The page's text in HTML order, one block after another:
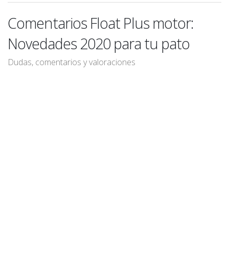
Comentarios Float Plus motor:
Novedades 2020 para tu pato
Dudas, comentarios y valoraciones